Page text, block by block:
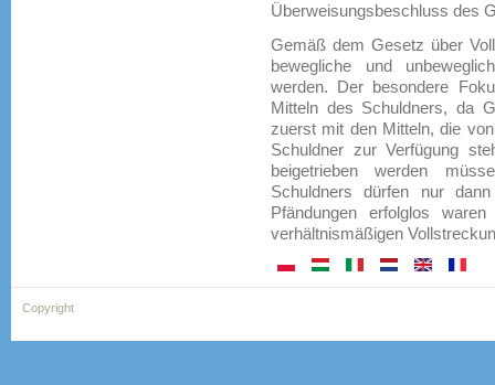
Überweisungsbeschluss des
Gemäß dem Gesetz über
bewegliche und
werden. Der besondere
Mitteln des Schuldners, da
zuerst mit den Mitteln, die
Schuldner zur Verfügung
beigetrieben werden
Schuldners dürfen nur
Pfändungen erfolglos
verhältnismäßigen
Copyright